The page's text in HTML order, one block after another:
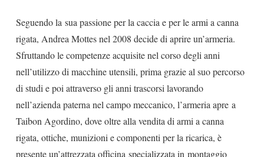
Seguendo la sua passione per la caccia e per le armi a canna
rigata, Andrea Mottes nel 2008 decide di aprire un’armeria.
Sfruttando le competenze acquisite nel corso degli anni
nell’utilizzo di macchine utensili, prima grazie al suo percorso
di studi e poi attraverso gli anni trascorsi lavorando
nell’azienda paterna nel campo meccanico, l’armeria apre a
Taibon Agordino, dove oltre alla vendita di armi a canna
rigata, ottiche, munizioni e componenti per la ricarica, è
presente un’attrezzata officina specializzata in montaggio